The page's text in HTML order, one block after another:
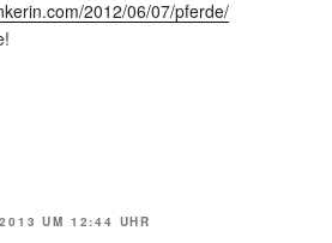
2012/06/07/pferde/
UM 12:44 UHR